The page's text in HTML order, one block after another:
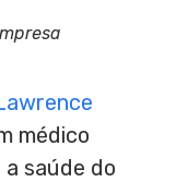
médico
saúde do